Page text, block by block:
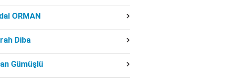
ORMAN
Diba
Gümüşlü